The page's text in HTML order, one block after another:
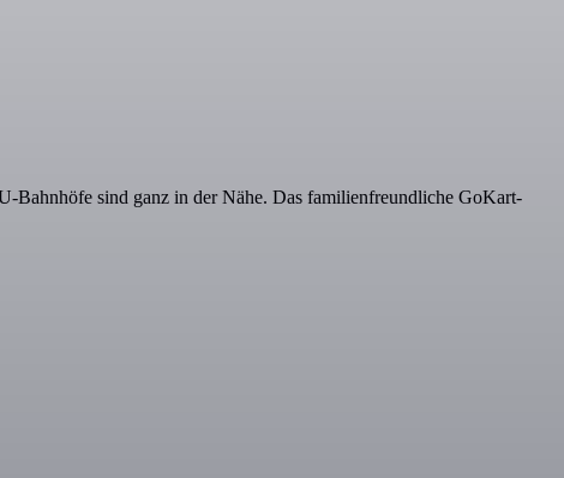
sind ganz in der Nähe. Das familienfreundliche GoKart-